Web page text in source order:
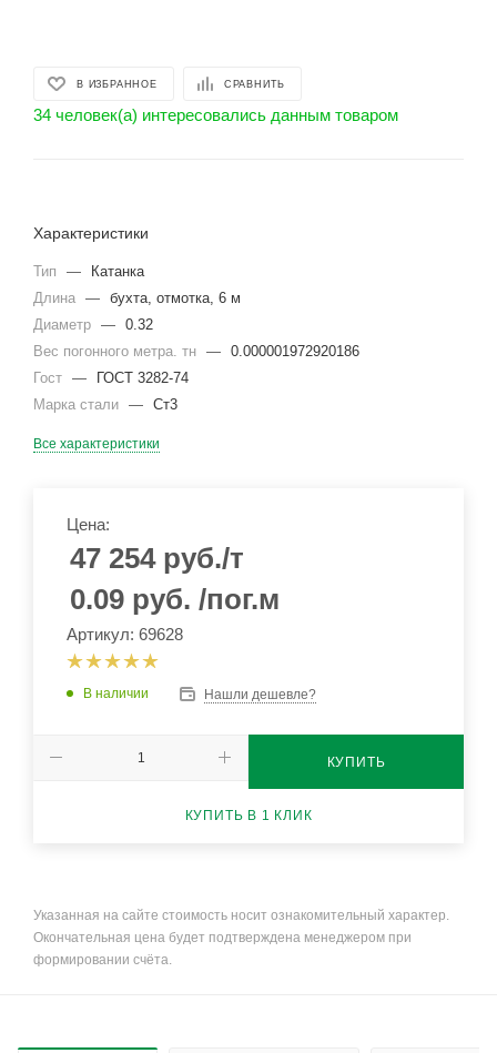
В ИЗБРАННОЕ СРАВНИТЬ
34 человек(а) интересовались данным товаром
Характеристики
Тип —
Катанка
Длина — бухта, отмотка, 6 м
Диаметр — 0.32
Вес погонного метра. тн — 0.000001972920186
Гост —
ГОСТ 3282-74
Марка стали — Ст3
Все характеристики
Цена:
47 254руб./т
0.09 руб. /пог.м
Артикул: 69628
В наличии Нашли дешевле?
КУПИТЬ
КУПИТЬ В 1 КЛИК
Указанная на сайте стоимость носит ознакомительный характер.
Окончательная цена будет подтверждена менеджером при
формировании счёта.